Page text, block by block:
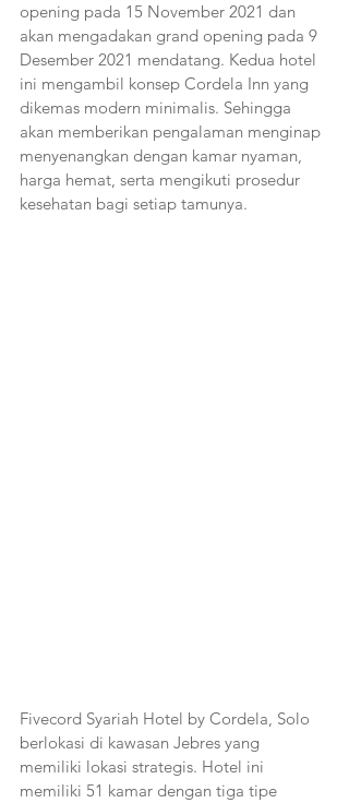
opening pada 15 November 2021 dan
akan mengadakan grand opening pada 9
Desember 2021 mendatang. Kedua hotel
ini mengambil konsep Cordela Inn yang
dikemas modern minimalis. Sehingga
akan memberikan pengalaman menginap
menyenangkan dengan kamar nyaman,
harga hemat, serta mengikuti prosedur
kesehatan bagi setiap tamunya.
Fivecord Syariah Hotel by Cordela, Solo
berlokasi di kawasan Jebres yang
memiliki lokasi strategis. Hotel ini
memiliki 51 kamar dengan tiga tipe